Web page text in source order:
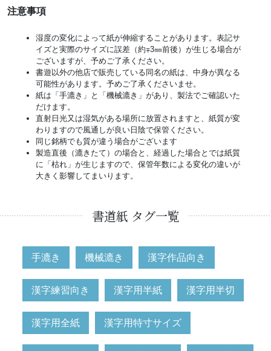
注意事項
湿度の変化によって紙が伸縮することがあります。表記サ
イズと実際のサイズに誤差（約∓3㎜前後）が生じる場合が
ございますが、予めご了承ください。
書遊以外の他店で販売している同名の紙は、中身が異なる
可能性があります。予めご了承くださいませ。
紙は「手漉き」と「機械漉き」があり、製法でご確認いた
だけます。
直射日光又は湿気がある場所に放置されますと、紙質が変
わりますので風通しが良い日陰で保管ください。
同じ銘柄でも質が違う場合がございます
製造直後（漉きたて）の場合と、経過した場合とでは紙質
に「枯れ」が生じますので、保管年数による変化の違いが
大きく影響してまいります。
書道紙 タグ一覧
手漉き 機械漉き 漢字作品向き
漢字練習向き 漢字用半紙 漢字用半切
漢字用全紙 漢字用特寸サイズ